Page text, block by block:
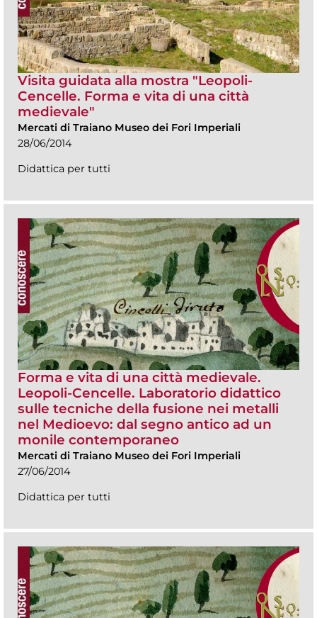
Visita guidata alla mostra "Leopoli-
Cencelle. Forma e vita di una città
medievale"
Mercati di Traiano Museo dei Fori Imperiali
28/06/2014
Didattica per tutti
Forma e vita di una città medievale.
Leopoli-Cencelle. Laboratorio didattico
sulle tecniche della fusione nei metalli
nel Medioevo: dal segno antico ad un
monile contemporaneo
Mercati di Traiano Museo dei Fori Imperiali
27/06/2014
Didattica per tutti